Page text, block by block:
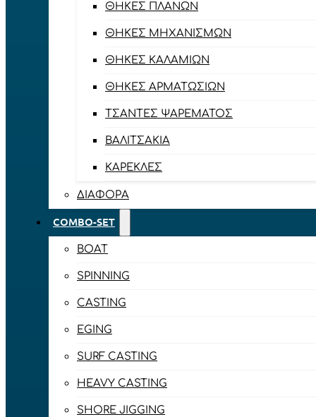
ΘΉΚΕΣ ΠΛΆΝΩΝ
ΘΉΚΕΣ ΜΗΧΑΝΙΣΜΏΝ
ΘΉΚΕΣ ΚΑΛΑΜΙΏΝ
ΘΉΚΕΣ ΑΡΜΑΤΩΣΙΏΝ
ΤΣΆΝΤΕΣ ΨΑΡΈΜΑΤΟΣ
ΒΑΛΙΤΣΆΚΙΑ
ΚΑΡΈΚΛΕΣ
ΔΙΆΦΟΡΑ
COMBO-SET
BOAT
SPINNING
CASTING
EGING
SURF CASTING
HEAVY CASTING
SHORE JIGGING